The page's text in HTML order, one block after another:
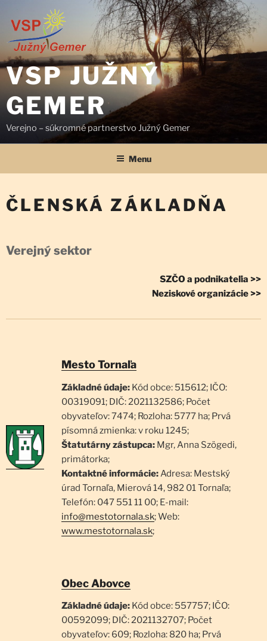
VSP JUŽNÝ
GEMER
Verejno – súkromné partnerstvo Južný Gemer
Menu
ČLENSKÁ ZÁKLADŇA
Verejný sektor
SZČO a podnikateľia >>
Neziskové organizácie >>
Mesto Tornaľa
Základné údaje: Kód obce: 515612; IČO:
00319091; DIČ: 2021132586; Počet
obyvateľov: 7474; Rozloha: 5777 ha; Prvá
písomná zmienka: v roku 1245;
Štatutárny zástupca: Mgr, Anna Szögedi,
primátorka;
Kontaktné informácie: Adresa: Mestský
úrad Tornaľa, Mierová 14, 982 01 Tornaľa;
Telefón: 047 551 11 00; E-mail:
info@mestotornala.sk; Web:
www.mestotornala.sk;
Obec Abovce
Základné údaje: Kód obce: 557757; IČO:
00592099; DIČ: 2021132707; Počet
obyvateľov: 609; Rozloha: 820 ha; Prvá